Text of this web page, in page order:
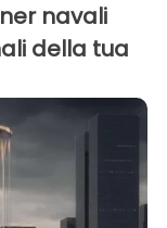
navali
della tua